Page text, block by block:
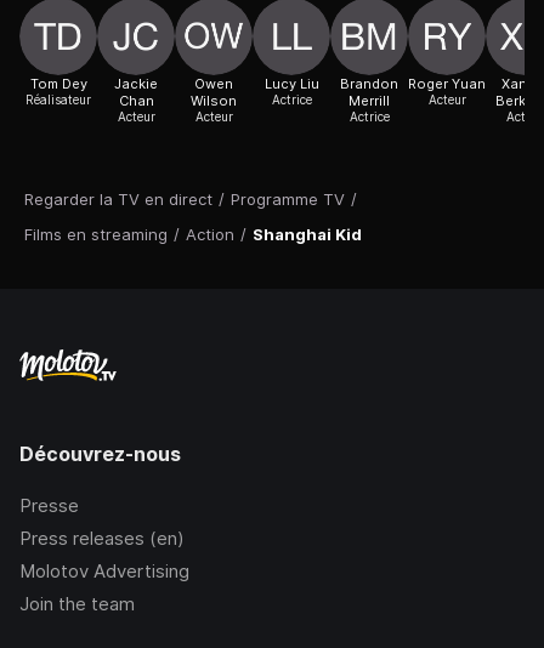
Regarder la TV en direct / Programme TV /
Films en streaming / Action / Shanghai Kid
Tom Dey
Réalisateur
Jackie
Chan
Acteur
Owen
Wilson
Acteur
Lucy Liu
Actrice
Brandon
Merrill
Actrice
Roger Yuan
Acteur
Acteur
Découvrez-nous
Presse
Press releases (en)
Molotov Advertising
Join the team